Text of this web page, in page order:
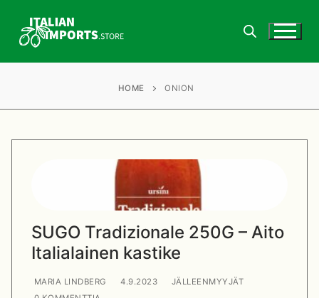
sisältöön
Ostaminen ja toimitukset
Laskutustiedot
Jälleenmyyjät
Kieli
HOME ONION
SUGO Tradizionale 250G – Aito
Italialainen kastike
MARIA LINDBERG 4.9.2023
JÄLLEENMYYJÄT